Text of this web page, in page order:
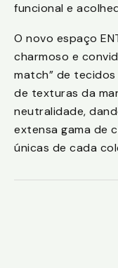
funcional e
O novo espaço
charmoso e
match” de
de texturas da
neutralidade,
extensa gama de
únicas de cada